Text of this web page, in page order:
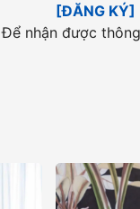
[ĐĂNG KÝ]
Để nhận được